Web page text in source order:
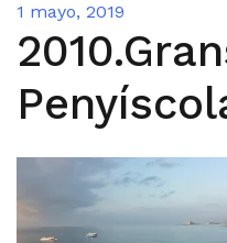
1 mayo, 2019